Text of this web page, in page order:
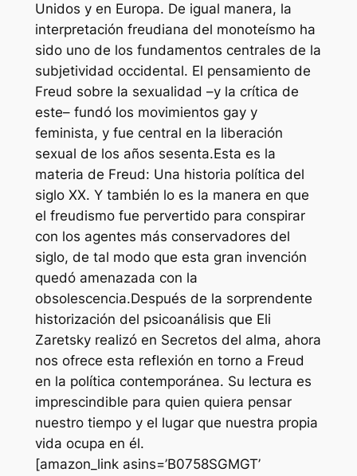
Unidos y en Europa. De igual manera, la
interpretación freudiana del monoteísmo ha
sido uno de los fundamentos centrales de la
subjetividad occidental. El pensamiento de
Freud sobre la sexualidad –y la crítica de
este– fundó los movimientos gay y
feminista, y fue central en la liberación
sexual de los años sesenta.Esta es la
materia de Freud: Una historia política del
siglo XX. Y también lo es la manera en que
el freudismo fue pervertido para conspirar
con los agentes más conservadores del
siglo, de tal modo que esta gran invención
quedó amenazada con la
obsolescencia.Después de la sorprendente
historización del psicoanálisis que Eli
Zaretsky realizó en Secretos del alma, ahora
nos ofrece esta reflexión en torno a Freud
en la política contemporánea. Su lectura es
imprescindible para quien quiera pensar
nuestro tiempo y el lugar que nuestra propia
vida ocupa en él.
[amazon_link asins=’B0758SGMGT’